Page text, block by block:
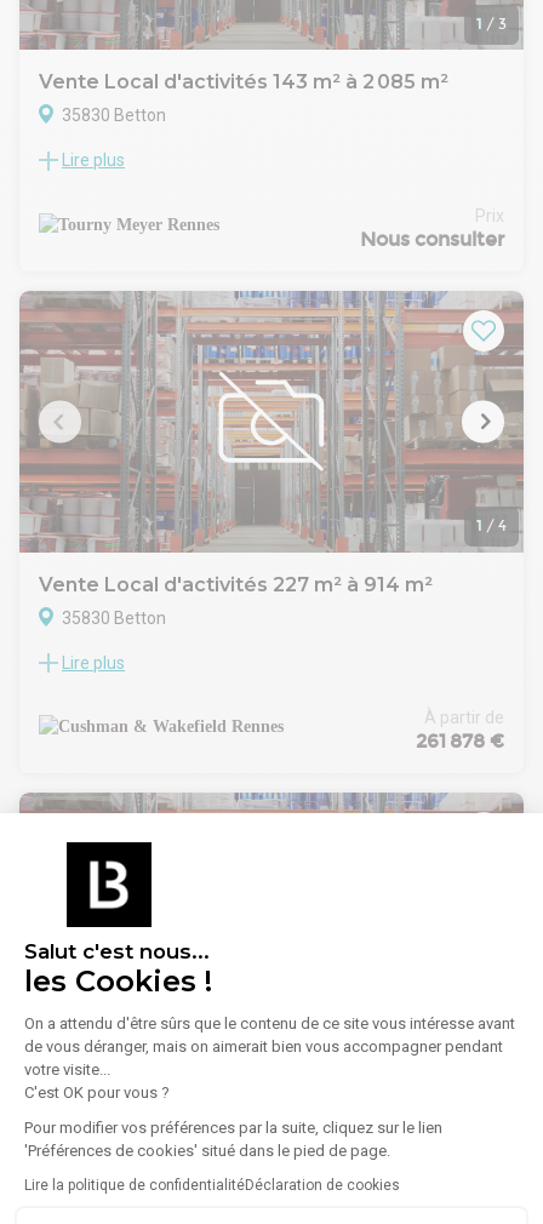
Salut c'est nous...
les Cookies !
On a attendu d'être sûrs que le contenu de ce site vous intéresse avant
de vous déranger, mais on aimerait bien vous accompagner pendant
votre visite...
C'est OK pour vous ?
Pour modifier vos préférences par la suite, cliquez sur le lien
'Préférences de cookies' situé dans le pied de page.
Lire la politique de confidentialitéDéclaration de cookies
technologiques, auxquels ces biens sont exposés, sont
disponibles sur le site www.georisques.gouv.fr
1 / 3
Vente Local d'activités 143 m² à 2 085 m²
35830 Betton
Situées en plein coeur de la ZA de la Renaudais, un
béton fluides en attente.
- Surface modulables de 143.49m² et 239.77m²
- Mezzanine en place
Lire plus
Prix
Nous consulter
1 / 4
Vente Local d'activités 227 m² à 914 m²
35830 Betton
Village d'entreprise neuf,
Livrés bruts de béton
Portes sectionnelles
Lire plus
À partir de
261 878 €
1 /12
Vente Local d'activités 975 m²
35830 Betton
BETTON, un local d'activité indépendant de 975 m² environ,